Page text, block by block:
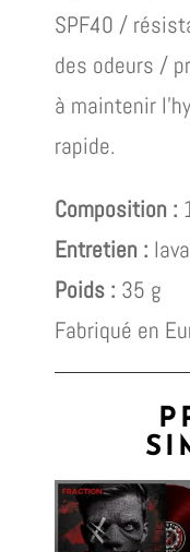
SPF40 /
des odeurs /
à maintenir
rapide.
Composition :
Entretien :
Poids : 35 g
Fabriqué en